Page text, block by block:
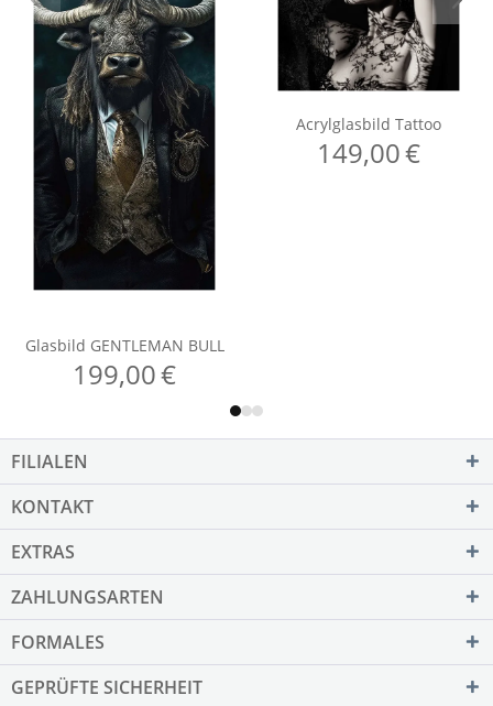
FILIALEN
KONTAKT
EXTRAS
ZAHLUNGSARTEN
FORMALES
GEPRÜFTE SICHERHEIT